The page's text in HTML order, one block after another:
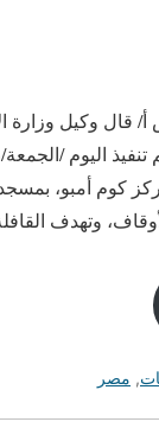
أ ش أ/ قال وكيل
اليوم /الجمعة/
كوم أمبو،
وتهدف
, مصر